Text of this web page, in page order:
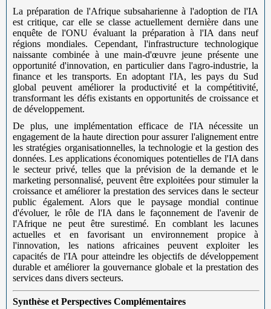
La préparation de l'Afrique subsaharienne à l'adoption de l'IA
est critique, car elle se classe actuellement dernière dans une
enquête de l'ONU évaluant la préparation à l'IA dans neuf
régions mondiales. Cependant, l'infrastructure technologique
naissante combinée à une main-d'œuvre jeune présente une
opportunité d'innovation, en particulier dans l'agro-industrie, la
finance et les transports. En adoptant l'IA, les pays du Sud
global peuvent améliorer la productivité et la compétitivité,
transformant les défis existants en opportunités de croissance et
de développement.
De plus, une implémentation efficace de l'IA nécessite un
engagement de la haute direction pour assurer l'alignement entre
les stratégies organisationnelles, la technologie et la gestion des
données. Les applications économiques potentielles de l'IA dans
le secteur privé, telles que la prévision de la demande et le
marketing personnalisé, peuvent être exploitées pour stimuler la
croissance et améliorer la prestation des services dans le secteur
public également. Alors que le paysage mondial continue
d'évoluer, le rôle de l'IA dans le façonnement de l'avenir de
l'Afrique ne peut être surestimé. En comblant les lacunes
actuelles et en favorisant un environnement propice à
l'innovation, les nations africaines peuvent exploiter les
capacités de l'IA pour atteindre les objectifs de développement
durable et améliorer la gouvernance globale et la prestation des
services dans divers secteurs.
Synthèse et Perspectives Complémentaires